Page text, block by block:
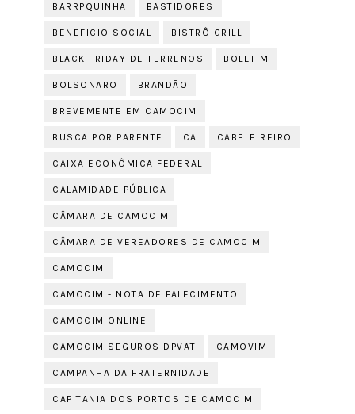
BARRPQUINHA BASTIDORES
BENEFICIO SOCIAL BISTRÔ GRILL
BLACK FRIDAY DE TERRENOS BOLETIM
BOLSONARO BRANDÃO
BREVEMENTE EM CAMOCIM
BUSCA POR PARENTE CA CABELEIREIRO
CAIXA ECONÔMICA FEDERAL
CALAMIDADE PÚBLICA
CÂMARA DE CAMOCIM
CÂMARA DE VEREADORES DE CAMOCIM
CAMOCIM
CAMOCIM - NOTA DE FALECIMENTO
CAMOCIM ONLINE
CAMOCIM SEGUROS DPVAT CAMOVIM
CAMPANHA DA FRATERNIDADE
CAPITANIA DOS PORTOS DE CAMOCIM